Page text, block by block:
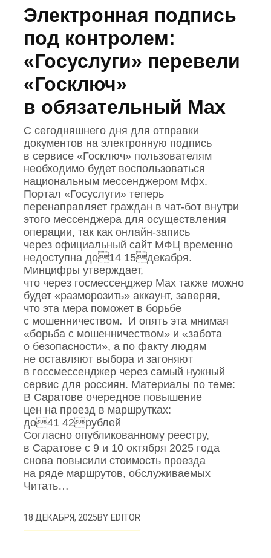
Электронная подпись
под контролем:
«Госуслуги» перевели
«Госключ»
в обязательный Mах
С сегодняшнего дня для отправки
документов на электронную подпись
в сервисе «Госключ» пользователям
необходимо будет воспользоваться
национальным мессенджером Mфх.
Портал «Госуслуги» теперь
перенаправляет граждан в чат‑бот внутри
этого мессенджера для осуществления
операции, так как онлайн‑запись
через официальный сайт МФЦ временно
недоступна до14 15декабря.
Минцифры утверждает,
что через госмессенджер Mах также можно
будет «разморозить» аккаунт, заверяя,
что эта мера поможет в борьбе
с мошенничеством. И опять эта мнимая
«борьба с мошенничеством» и «забота
о безопасности», а по факту людям
не оставляют выбора и загоняют
в госсмессенджер через самый нужный
сервис для россиян. Материалы по теме:
В Саратове очередное повышение
цен на проезд в маршрутках:
до41 42рублей
Согласно опубликованному реестру,
в Саратове с 9 и 10 октября 2025 года
снова повысили стоимость проезда
на ряде маршрутов, обслуживаемых
Читать…
18 ДЕКАБРЯ, 2025BYEDITOR